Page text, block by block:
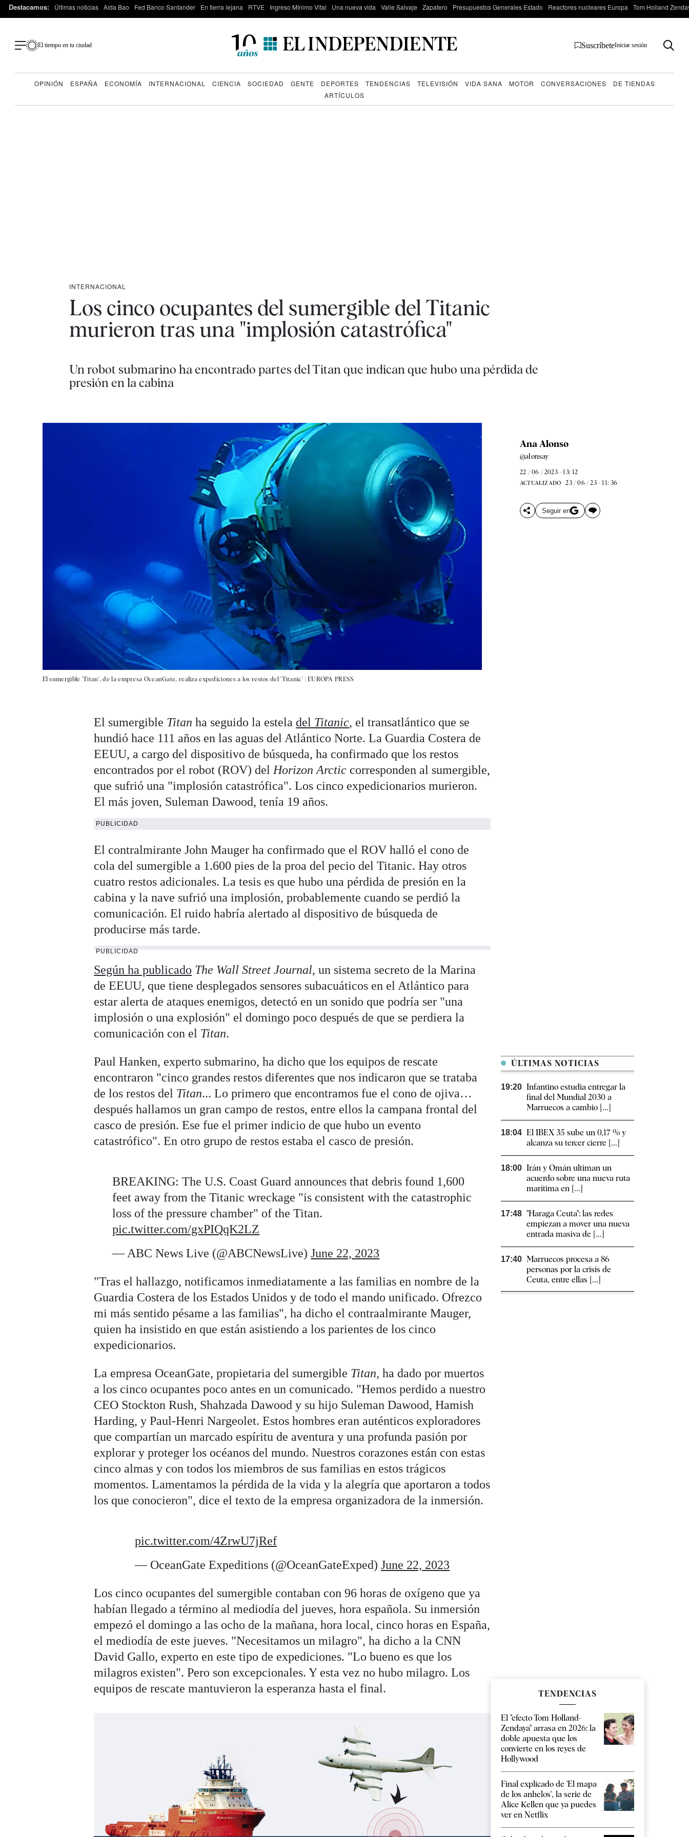
Destacamos: Últimas noticias Aída Bao Fed Banco Santander En tierra lejana RTVE Ingreso Mínimo Vital Una nueva vida Valle Salvaje Zapatero Presupuestos Generales Estado Reactores nucleares Europa Tom Holland
El tiempo en tu ciudad SuscríbeteIniciar sesión
OPINIÓN ESPAÑA ECONOMÍA INTERNACIONAL CIENCIA SOCIEDAD GENTE DEPORTES TENDENCIAS TELEVISIÓN VIDA SANA MOTOR CONVERSACIONES
DE TIENDAS
ARTÍCULOS
INTERNACIONAL
Los cinco ocupantes del sumergible del Titanic
murieron tras una "implosión catastrófica"
Un robot submarino ha encontrado partes del Titan que indican que hubo una pérdida de
presión en la cabina
El sumergible 'Titan', de la empresa OceanGate, realiza expediciones a los restos del 'Titanic' | EUROPA PRESS
Ana Alonso
@alonsay
22 / 06 / 2023 - 13: 12
ACTUALIZADO 23 / 06 / 23 - 11: 36
Seguir en
El sumergible Titan ha seguido la esteladel Titanic, el transatlántico que se
hundió hace 111 años en las aguas del Atlántico Norte. La Guardia Costera de
EEUU, a cargo del dispositivo de búsqueda, ha confirmado que los restos
encontrados por el robot (ROV) del Horizon Arctic corresponden al sumergible,
que sufrió una "implosión catastrófica". Los cinco expedicionarios murieron.
El más joven, Suleman Dawood, tenía 19 años.
PUBLICIDAD
El contralmirante John Mauger ha confirmado que el ROV halló el cono de
cola del sumergible a 1.600 pies de la proa del pecio del Titanic. Hay otros
cuatro restos adicionales. La tesis es que hubo una pérdida de presión en la
cabina y la nave sufrió una implosión, probablemente cuando se perdió la
comunicación. El ruido habría alertado al dispositivo de búsqueda de
producirse más tarde.
PUBLICIDAD
Según ha publicado The Wall Street Journal, un sistema secreto de la Marina
de EEUU, que tiene desplegados sensores subacuáticos en el Atlántico para
estar alerta de ataques enemigos, detectó en un sonido que podría ser "una
implosión o una explosión" el domingo poco después de que se perdiera la
comunicación con el Titan.
Paul Hanken, experto submarino, ha dicho que los equipos de rescate
encontraron "cinco grandes restos diferentes que nos indicaron que se trataba
de los restos del Titan... Lo primero que encontramos fue el cono de ojiva…
después hallamos un gran campo de restos, entre ellos la campana frontal del
casco de presión. Ese fue el primer indicio de que hubo un evento
catastrófico". En otro grupo de restos estaba el casco de presión.
BREAKING: The U.S. Coast Guard announces that debris found 1,600
feet away from the Titanic wreckage "is consistent with the catastrophic
loss of the pressure chamber" of the Titan.
pic.twitter.com/gxPIQqK2LZ
— ABC News Live (@ABCNewsLive)June 22, 2023
"Tras el hallazgo, notificamos inmediatamente a las familias en nombre de la
Guardia Costera de los Estados Unidos y de todo el mando unificado. Ofrezco
mi más sentido pésame a las familias", ha dicho el contraalmirante Mauger,
quien ha insistido en que están asistiendo a los parientes de los cinco
expedicionarios.
La empresa OceanGate, propietaria del sumergible Titan, ha dado por muertos
a los cinco ocupantes poco antes en un comunicado. "Hemos perdido a nuestro
CEO Stockton Rush, Shahzada Dawood y su hijo Suleman Dawood, Hamish
Harding, y Paul-Henri Nargeolet. Estos hombres eran auténticos exploradores
que compartían un marcado espíritu de aventura y una profunda pasión por
explorar y proteger los océanos del mundo. Nuestros corazones están con estas
cinco almas y con todos los miembros de sus familias en estos trágicos
momentos. Lamentamos la pérdida de la vida y la alegría que aportaron a todos
los que conocieron", dice el texto de la empresa organizadora de la inmersión.
pic.twitter.com/4ZrwU7jRef
— OceanGate Expeditions (@OceanGateExped)June 22, 2023
Los cinco ocupantes del sumergible contaban con 96 horas de oxígeno que ya
habían llegado a término al mediodía del jueves, hora española. Su inmersión
empezó el domingo a las ocho de la mañana, hora local, cinco horas en España,
el mediodía de este jueves. "Necesitamos un milagro", ha dicho a la CNN
David Gallo, experto en este tipo de expediciones. "Lo bueno es que los
milagros existen". Pero son excepcionales. Y esta vez no hubo milagro. Los
equipos de rescate mantuvieron la esperanza hasta el final.
ÚLTIMAS NOTICIAS
19:20 Infantino estudia entregar la
final del Mundial 2030 a
Marruecos a cambio [...]
18:04 El IBEX 35 sube un 0,17 % y
alcanza su tercer cierre [...]
18:00 Irán y Omán ultiman un
acuerdo sobre una nueva ruta
marítima en [...]
17:48 "Haraga Ceuta": las redes
empiezan a mover una nueva
entrada masiva de [...]
17:40 Marruecos procesa a 86
personas por la crisis de
Ceuta, entre ellas [...]
TENDENCIAS
El "efecto Tom Holland-
Zendaya" arrasa en 2026: la
doble apuesta que los
convierte en los reyes de
Hollywood
Final explicado de 'El mapa
de los anhelos', la serie de
Alice Kellen que ya puedes
ver en Netflix